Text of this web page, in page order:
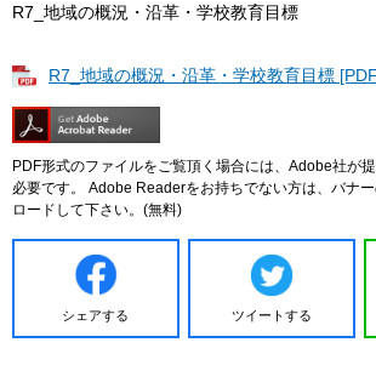
R7_地域の概況・沿革・学校教育目標​
R7_地域の概況・沿革・学校教育目標
PDF形式のファイルをご覧頂く場合には、Adobe社が
必要です。
Adobe Readerをお持ちでない方は、バナ
ロードして下さい。(無料)
シェアする ツイートする